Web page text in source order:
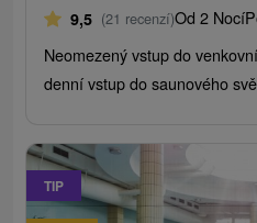
9,5 (21 recenzí)Od 2 Nocí
Neomezený vstup do
denní vstup do saunového
TIP